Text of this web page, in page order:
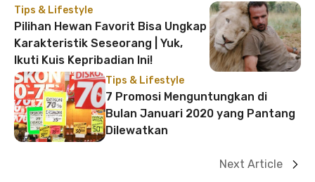
Tips & Lifestyle
Pilihan Hewan Favorit Bisa Ungkap
Karakteristik Seseorang | Yuk,
Ikuti Kuis Kepribadian Ini!
Tips & Lifestyle
7 Promosi Menguntungkan di
Bulan Januari 2020 yang Pantang
Dilewatkan
Next Article